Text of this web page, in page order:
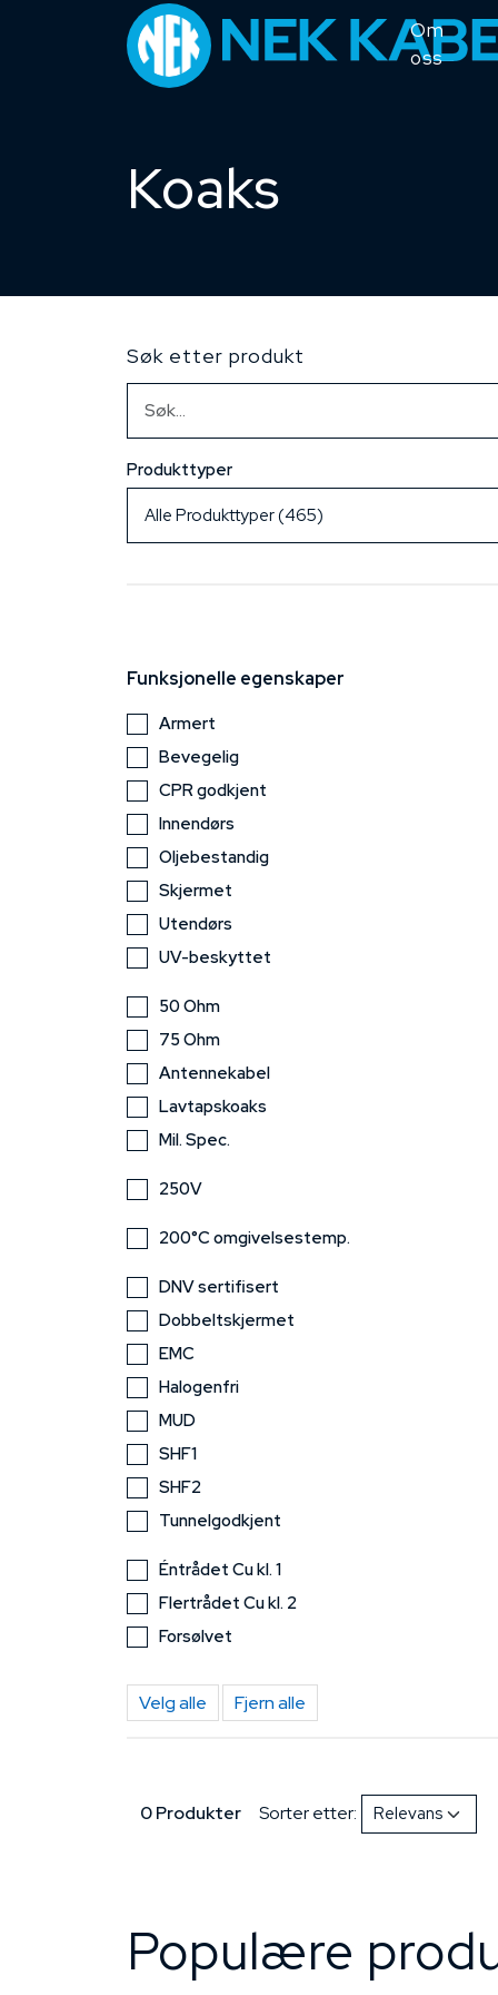
Om
oss
Koaks
Søk etter produkt
Produkttyper
Funksjonelle egenskaper
Armert
Bevegelig
CPR godkjent
Innendørs
Oljebestandig
Skjermet
Utendørs
UV-beskyttet
50 Ohm
75 Ohm
Antennekabel
Lavtapskoaks
Mil. Spec.
250V
200°C omgivelsestemp.
DNV sertifisert
Dobbeltskjermet
EMC
Halogenfri
MUD
SHF1
SHF2
Tunnelgodkjent
Éntrådet Cu kl. 1
Flertrådet Cu kl. 2
Forsølvet
Velg alle Fjern alle
0 Produkter Sorter etter:
Populære